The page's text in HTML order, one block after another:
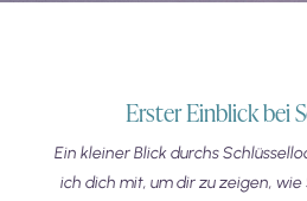
Erster Einblick bei
Ein kleiner Blick durchs
ich dich mit, um dir zu zeigen,